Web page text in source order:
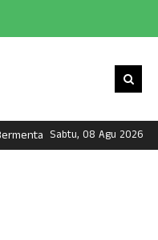
Sabtu, 08 Agu 2026
Pengusaha